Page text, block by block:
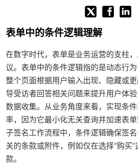
表单中的条件逻辑理解
在数字时代，表单是业务运营的支柱
议。表单中的条件逻辑指的是动态行
整个页面根据用户输入出现、隐藏或更
导受访者回答相关问题来提升用户体
数据收集。从业务角度来看，实现条
率，因为它最小化无关查询并加速表
子签名工作流程中，条件逻辑确保签
关的条款或附件，例如仅在选择“购买
款。